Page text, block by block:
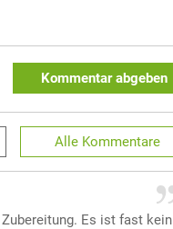
Kommentar abgeben
Alle Kommentare
Es ist fast kein